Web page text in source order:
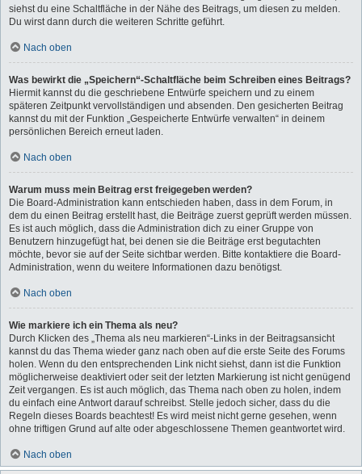
siehst du eine Schaltfläche in der Nähe des Beitrags, um diesen zu melden.
Du wirst dann durch die weiteren Schritte geführt.
Nach oben
Was bewirkt die „Speichern“-Schaltfläche beim Schreiben eines Beitrags?
Hiermit kannst du die geschriebene Entwürfe speichern und zu einem
späteren Zeitpunkt vervollständigen und absenden. Den gesicherten Beitrag
kannst du mit der Funktion „Gespeicherte Entwürfe verwalten“ in deinem
persönlichen Bereich erneut laden.
Nach oben
Warum muss mein Beitrag erst freigegeben werden?
Die Board-Administration kann entschieden haben, dass in dem Forum, in
dem du einen Beitrag erstellt hast, die Beiträge zuerst geprüft werden müssen.
Es ist auch möglich, dass die Administration dich zu einer Gruppe von
Benutzern hinzugefügt hat, bei denen sie die Beiträge erst begutachten
möchte, bevor sie auf der Seite sichtbar werden. Bitte kontaktiere die Board-
Administration, wenn du weitere Informationen dazu benötigst.
Nach oben
Wie markiere ich ein Thema als neu?
Durch Klicken des „Thema als neu markieren“-Links in der Beitragsansicht
kannst du das Thema wieder ganz nach oben auf die erste Seite des Forums
holen. Wenn du den entsprechenden Link nicht siehst, dann ist die Funktion
möglicherweise deaktiviert oder seit der letzten Markierung ist nicht genügend
Zeit vergangen. Es ist auch möglich, das Thema nach oben zu holen, indem
du einfach eine Antwort darauf schreibst. Stelle jedoch sicher, dass du die
Regeln dieses Boards beachtest! Es wird meist nicht gerne gesehen, wenn
ohne triftigen Grund auf alte oder abgeschlossene Themen geantwortet wird.
Nach oben